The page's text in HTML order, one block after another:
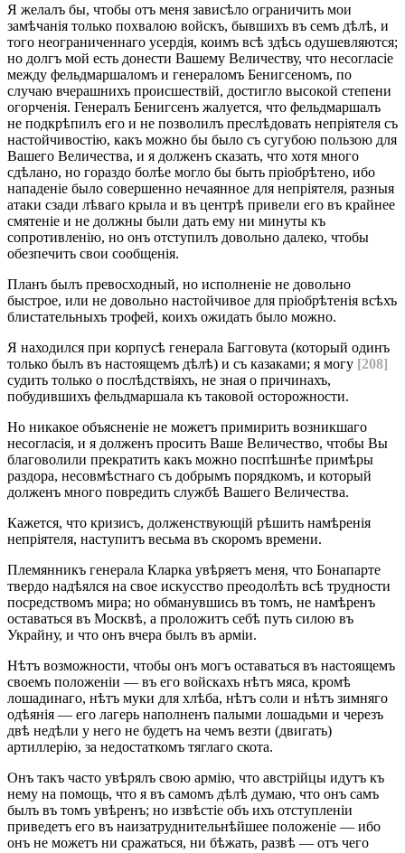
Я желалъ бы, чтобы отъ меня зависѣло ограничить мои
замѣчанія только похвалою войскъ, бывшихъ въ семъ дѣлѣ, и
того неограниченнаго усердія, коимъ всѣ здѣсь одушевляются;
но долгъ мой есть донести Вашему Величеству, что несогласіе
между фельдмаршаломъ и генераломъ Бенигсеномъ, по
случаю вчерашнихъ происшествій, достигло высокой степени
огорченія. Генералъ Бенигсенъ жалуется, что фельдмаршалъ
не подкрѣпилъ его и не позволилъ преслѣдовать непріятеля съ
настойчивостію, какъ можно бы было съ сугубою пользою для
Вашего Величества, и я долженъ сказать, что хотя много
сдѣлано, но гораздо болѣе могло бы быть пріобрѣтено, ибо
нападеніе было совершенно нечаянное для непріятеля, разныя
атаки сзади лѣваго крыла и въ центрѣ привели его въ крайнее
смятеніе и не должны были дать ему ни минуты къ
сопротивленію, но онъ отступилъ довольно далеко, чтобы
обезпечить свои сообщенія.
Планъ былъ превосходный, но исполненіе не довольно
быстрое, или не довольно настойчивое для пріобрѣтенія всѣхъ
блистательныхъ трофей, коихъ ожидать было можно.
Я находился при корпусѣ генерала Багговута (который одинъ
только былъ въ настоящемъ дѣлѣ) и съ казаками; я могу [208]
судить только о послѣдствіяхъ, не зная о причинахъ,
побудившихъ фельдмаршала къ таковой осторожности.
Но никакое объясненіе не можетъ примирить возникшаго
несогласія, и я долженъ просить Ваше Величество, чтобы Вы
благоволили прекратить какъ можно поспѣшнѣе примѣры
раздора, несовмѣстнаго съ добрымъ порядкомъ, и который
долженъ много повредить службѣ Вашего Величества.
Кажется, что кризисъ, долженствующій рѣшить намѣренія
непріятеля, наступитъ весьма въ скоромъ времени.
Племянникъ генерала Кларка увѣряетъ меня, что Бонапарте
твердо надѣялся на свое искусство преодолѣть всѣ трудности
посредствомъ мира; но обманувшись въ томъ, не намѣренъ
оставаться въ Москвѣ, а проложитъ себѣ путь силою въ
Украйну, и что онъ вчера былъ въ арміи.
Нѣтъ возможности, чтобы онъ могъ оставаться въ настоящемъ
своемъ положеніи — въ его войскахъ нѣтъ мяса, кромѣ
лошадинаго, нѣтъ муки для хлѣба, нѣтъ соли и нѣтъ зимняго
одѣянія — его лагерь наполненъ палыми лошадьми и черезъ
двѣ недѣли у него не будетъ на чемъ везти (двигать)
артиллерію, за недостаткомъ тяглаго скота.
Онъ такъ часто увѣрялъ свою армію, что австрійцы идутъ къ
нему на помощь, что я въ самомъ дѣлѣ думаю, что онъ самъ
былъ въ томъ увѣренъ; но извѣстіе объ ихъ отступленіи
приведетъ его въ наизатруднительнѣйшее положеніе — ибо
онъ не можетъ ни сражаться, ни бѣжать, развѣ — отъ чего